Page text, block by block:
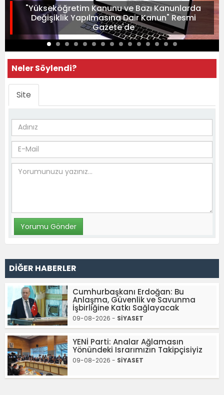
"Yükseköğretim Kanunu ve Bazı Kanunlarda
Değişiklik Yapılmasına Dair Kanun" Resmi
Gazete'de
Neler Söylendi?
Site
DİĞER HABERLER
Cumhurbaşkanı Erdoğan: Bu
Anlaşma, Güvenlik ve Savunma
İşbirliğine Katkı Sağlayacak
09-08-2026 - SİYASET
YENİ Parti: Analar Ağlamasın
Yönündeki Israrımızın Takipçisiyiz
09-08-2026 - SİYASET